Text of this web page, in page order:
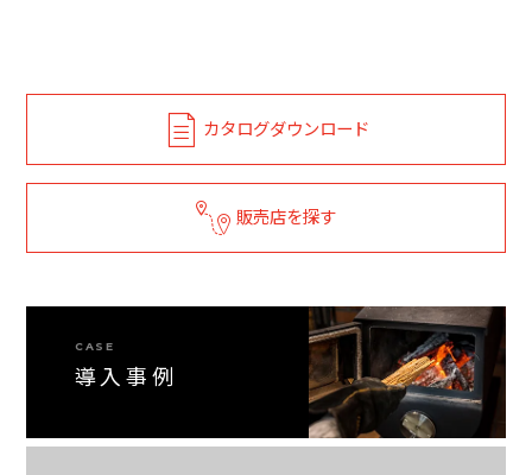
カタログダウンロード
販売店を探す
CASE
導入事例